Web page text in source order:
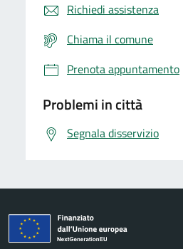
Richiedi assistenza
Chiama il comune
Prenota appuntamento
Problemi in città
Segnala disservizio